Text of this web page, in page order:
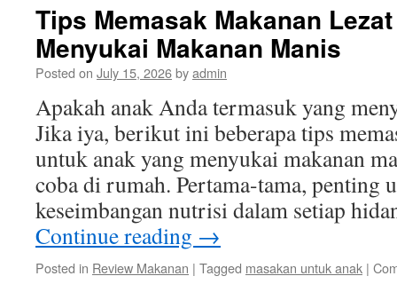
Tips Memasak Makanan
Menyukai Makanan Manis
Posted on July 15, 2026byadmin
Apakah anak Anda termasuk yang
Jika iya, berikut ini beberapa tips
untuk anak yang menyukai makanan
coba di rumah. Pertama-tama, penting
keseimbangan nutrisi dalam setiap
Continue reading →
Posted in Review Makanan | Tagged masakan untuk anak |